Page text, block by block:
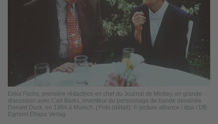
Erika Fuchs, première rédactrice en chef du Journal de Mickey, en grande
discussion avec Carl Barks, inventeur du personnage de bande dessinée
Donald Duck, en 1994 à Munich. | Foto (détail): © picture alliance / dpa / DB
Egmont Ehapa Verlag